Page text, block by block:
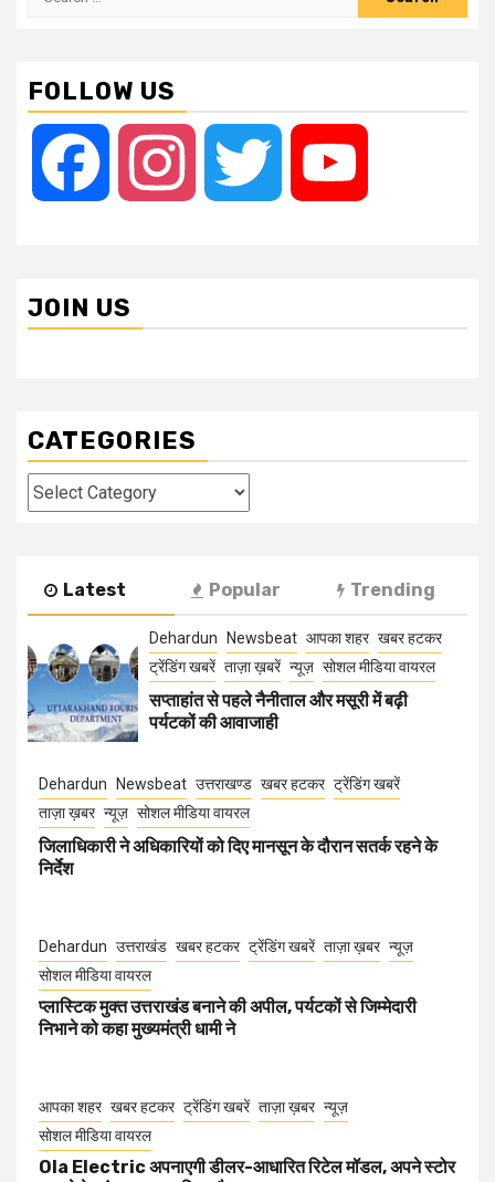
FOLLOW US
Facebook Instagram Twitter
JOIN US
CATEGORIES
Categories
Latest Popular Trending
Dehardun Newsbeat आपका शहर खबर हटकर
ट्रेंडिंग खबरें ताज़ा ख़बरें न्यूज़ सोशल मीडिया वायरल
सप्ताहांत से पहले नैनीताल और मसूरी में बढ़ी
पर्यटकों की आवाजाही
Dehardun Newsbeat उत्तराखण्ड खबर हटकर ट्रेंडिंग खबरें
ताज़ा ख़बर न्यूज़ सोशल मीडिया वायरल
जिलाधिकारी ने अधिकारियों को दिए मानसून के दौरान सतर्क रहने के
निर्देश
Dehardun उत्तराखंड खबर हटकर ट्रेंडिंग खबरें ताज़ा ख़बर न्यूज़
सोशल मीडिया वायरल
प्लास्टिक मुक्त उत्तराखंड बनाने की अपील, पर्यटकों से जिम्मेदारी
निभाने को कहा मुख्यमंत्री धामी ने
आपका शहर खबर हटकर ट्रेंडिंग खबरें ताज़ा ख़बर न्यूज़
सोशल मीडिया वायरल
Ola Electric अपनाएगी डीलर-आधारित रिटेल मॉडल, अपने स्टोर